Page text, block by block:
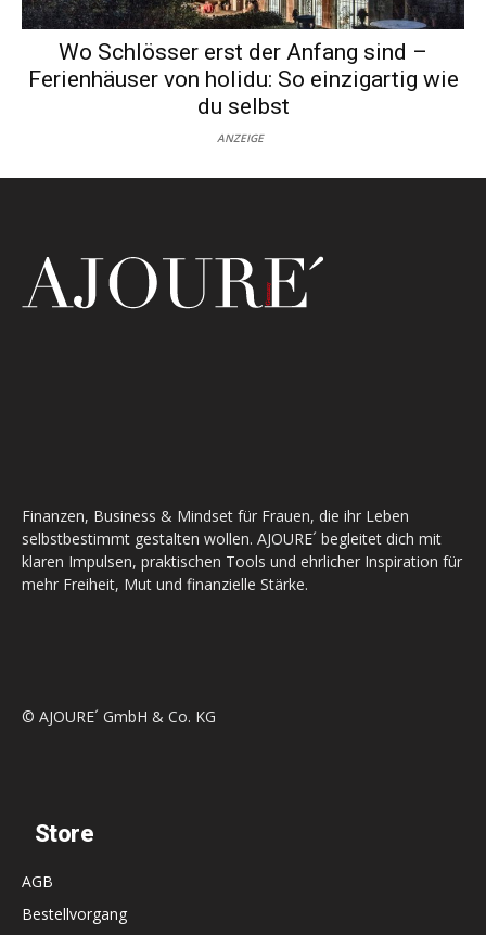
Wo Schlösser erst der Anfang sind –
Ferienhäuser von holidu: So einzigartig wie
du selbst
ANZEIGE
Finanzen, Business & Mindset für Frauen, die ihr Leben
selbstbestimmt gestalten wollen. AJOURE´ begleitet dich mit
klaren Impulsen, praktischen Tools und ehrlicher Inspiration für
mehr Freiheit, Mut und finanzielle Stärke.
© AJOURE´ GmbH & Co. KG
Store
AGB
Bestellvorgang